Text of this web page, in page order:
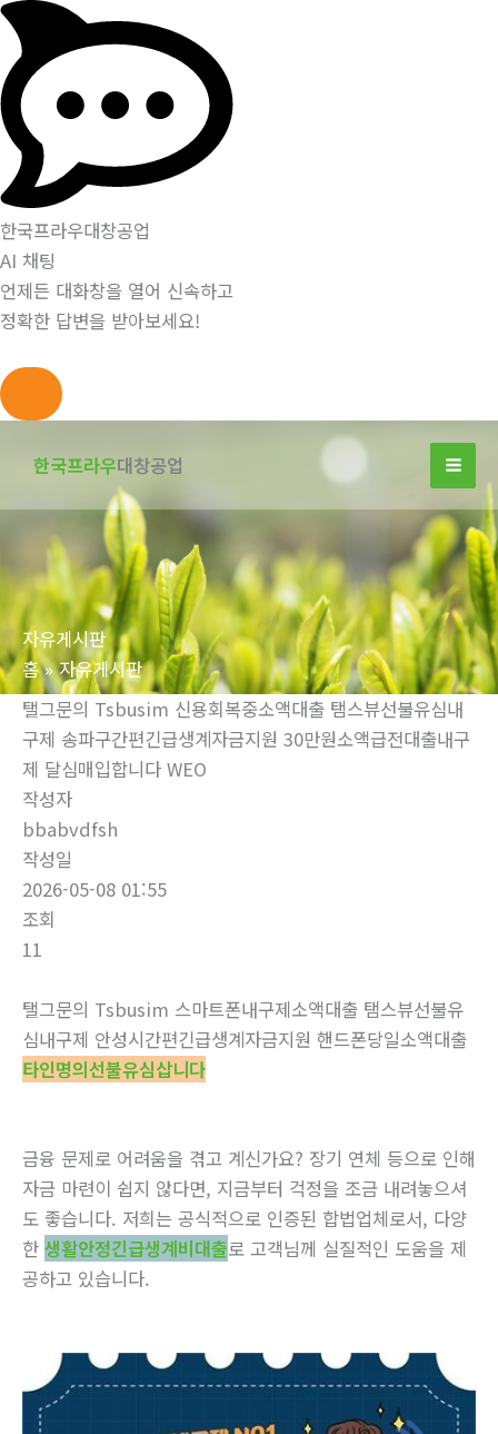
한국프라우대창공업
AI 채팅
언제든 대화창을 열어 신속하고
정확한 답변을 받아보세요!
너
뛰
기
한국프라우대창공업
자유게시판
홈
자유게시판
탤그문의 Tsbusim 신용회복중소액대출 탬스뷰선불유심내
구제 송파구간편긴급생계자금지원 30만원소액급전대출내구
제 달심매입합니다 WEO
작성자
bbabvdfsh
작성일
2026-05-08 01:55
조회
11
탤그문의 Tsbusim 스마트폰내구제소액대출 탬스뷰선불유
심내구제 안성시간편긴급생계자금지원 핸드폰당일소액대출
타인명의선불유심삽니다
금융 문제로 어려움을 겪고 계신가요? 장기 연체 등으로 인해
자금 마련이 쉽지 않다면, 지금부터 걱정을 조금 내려놓으셔
도 좋습니다. 저희는 공식적으로 인증된 합법업체로서, 다양
한 생활안정긴급생계비대출로 고객님께 실질적인 도움을 제
공하고 있습니다.